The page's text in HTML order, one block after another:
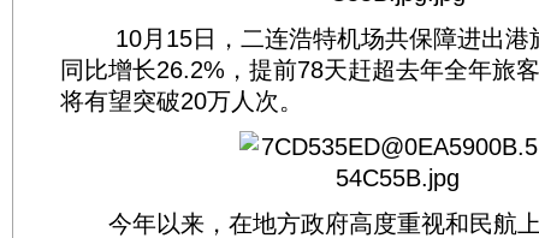
10月15日，二连浩特机场共保障进出港
同比增长26.2%，提前78天赶超去年全年旅
将有望突破20万人次。
今年以来，在地方政府高度重视和民航